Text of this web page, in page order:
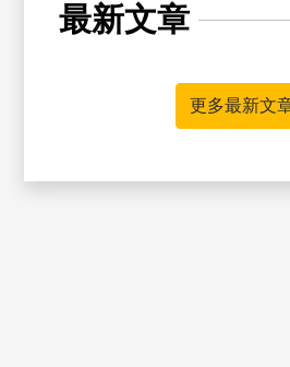
最新文章
更多最新文